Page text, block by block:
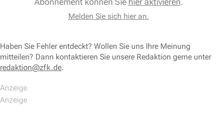
Melden Sie sich hier an.
Haben Sie Fehler entdeckt? Wollen Sie uns Ihre Meinung
mitteilen? Dann kontaktieren Sie unsere Redaktion gerne unter
redaktion@zfk.de.